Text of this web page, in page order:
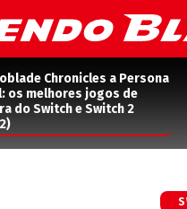
Chronicles a Persona
os melhores jogos de
do Switch e Switch 2